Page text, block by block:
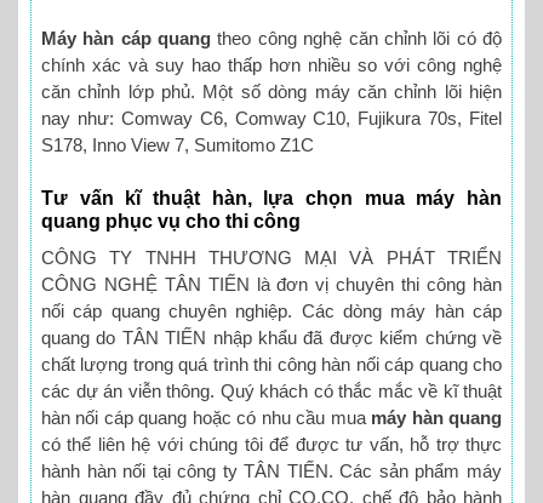
Máy hàn cáp quang theo công nghệ căn chỉnh lõi có độ
chính xác và suy hao thấp hơn nhiều so với công nghệ
căn chỉnh lớp phủ. Một số dòng máy căn chỉnh lõi hiện
nay như: Comway C6, Comway C10, Fujikura 70s, Fitel
S178, Inno View 7, Sumitomo Z1C
Tư vấn kĩ thuật hàn, lựa chọn mua máy hàn
quang phục vụ cho thi công
CÔNG TY TNHH THƯƠNG MẠI VÀ PHÁT TRIỂN
CÔNG NGHỆ TÂN TIẾN là đơn vị chuyên thi công hàn
nối cáp quang chuyên nghiệp. Các dòng máy hàn cáp
quang do TÂN TIẾN nhập khẩu đã được kiểm chứng về
chất lượng trong quá trình thi công hàn nối cáp quang cho
các dự án viễn thông. Quý khách có thắc mắc về kĩ thuật
hàn nối cáp quang hoặc có nhu cầu mua máy hàn quang
có thể liên hệ với chúng tôi để được tư vấn, hỗ trợ thực
hành hàn nối tại công ty TÂN TIẾN. Các sản phẩm máy
hàn quang đầy đủ chứng chỉ CO,CQ, chế độ bảo hành